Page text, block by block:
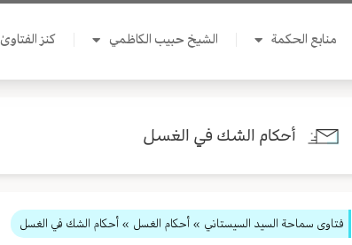
منابع الحكمة الشيخ حبيب الكاظمي كنز الفتاوىٰ
أحكام الشك في الغسل
فتاوى سماحة السيد السيستاني » أحكام الغسل » أحكام الشك في الغسل